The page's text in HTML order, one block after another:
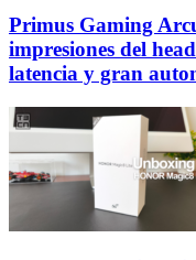
Primus Gaming
impresiones del
latencia y gran